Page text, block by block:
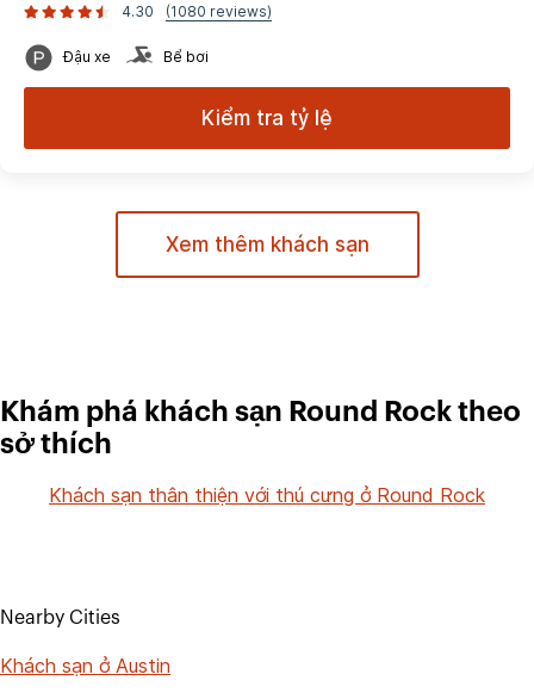
4.30
(1080 reviews)
Đậu xe Bể bơi
Kiểm tra tỷ lệ
Xem thêm khách sạn
Khám phá khách sạn Round Rock theo
sở thích
Khách sạn thân thiện với thú cưng ở Round Rock
Nearby Cities
Khách sạn ở Austin